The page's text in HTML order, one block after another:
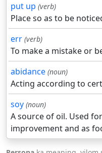
put up (verb)
Place so as to be
err (verb)
To make a mistake or
abidance (noun)
Acting according to
soy (noun)
A source of oil. Used
improvement and as